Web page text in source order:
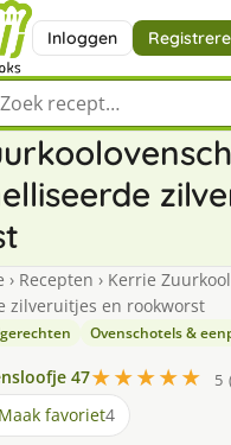
Inloggen
een recept
› Recepten › Kerrie
zilveruitjes en rookworst
Ovenschotels &
47★★★★★
5
Maak favoriet4